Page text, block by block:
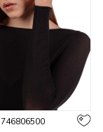
746806500